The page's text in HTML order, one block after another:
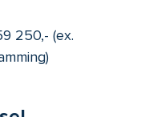
250,- (ex.